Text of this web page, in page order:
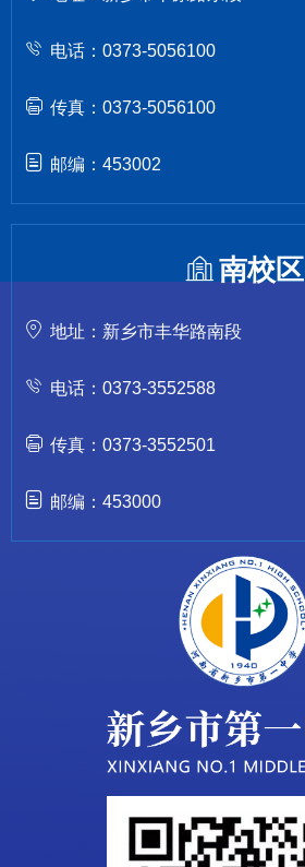
电话：0373-5056100
传真：0373-5056100
邮编：453002
南校区
地址：新乡市丰华路南段
电话：0373-3552588
传真：0373-3552501
邮编：453000